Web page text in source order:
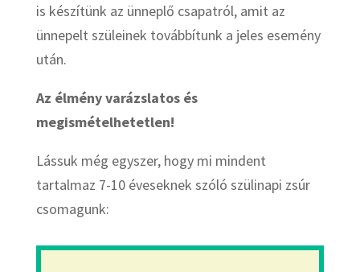
is készítünk az ünneplő csapatról, amit az
ünnepelt szüleinek továbbítunk a jeles esemény
után.
Az élmény varázslatos és
megismételhetetlen!
Lássuk még egyszer, hogy mi mindent
tartalmaz 7-10 éveseknek szóló szülinapi zsúr
csomagunk: